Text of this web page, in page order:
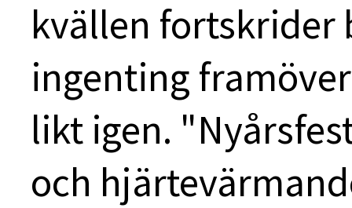
kvällen
ingenting
likt igen.
och